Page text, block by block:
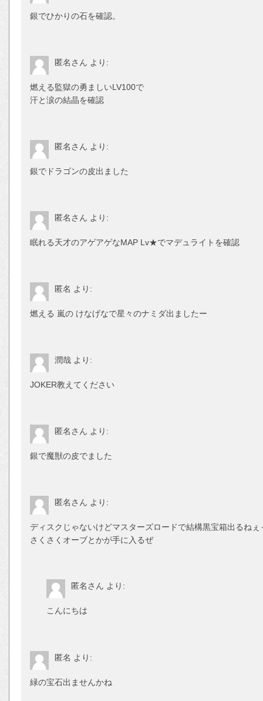
銀でひかりの石を確認。
匿名さん より:
燃える監獄の勇ましいLV100で
汗と涙の結晶を確認
匿名さん より:
銀でドラゴンの皮出ました
匿名さん より:
眠れる天才のアゲアゲなMAP Lv★でマデュライトを確認
匿名 より:
燃える 嵐の けなげなで星々のナミダ出ましたー
潤哉 より:
JOKER教えてください
匿名さん より:
銀で魔獣の皮でました
匿名さん より:
ディスクじゃないけどマスターズロードで結構黒宝箱出るねぇ
さくさくオーブとかが手に入るぜ
匿名さん より:
こんにちは
匿名 より:
緑の宝石出ませんかね